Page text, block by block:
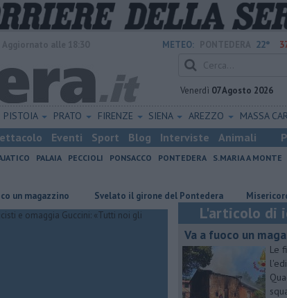
METEO: 22°
Venerdì 07 Agosto 2026
PISTOIA PRATO FIRENZE SIENA AREZZO MASSA
Eventi Sport Blog Interviste Animali
PALAIA PECCIOLI PONSACCO PONTEDERA S.MARIA A MONTE
Svelato il girone del Pontedera Misericordie
L'articolo di
Va a fuoco un
Le